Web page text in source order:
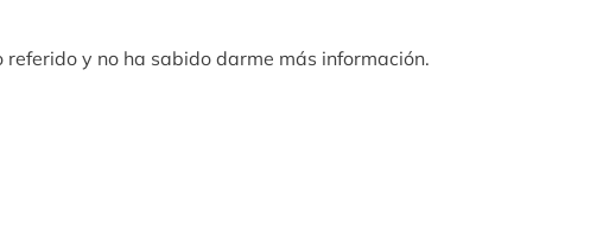
y no ha sabido darme más información.